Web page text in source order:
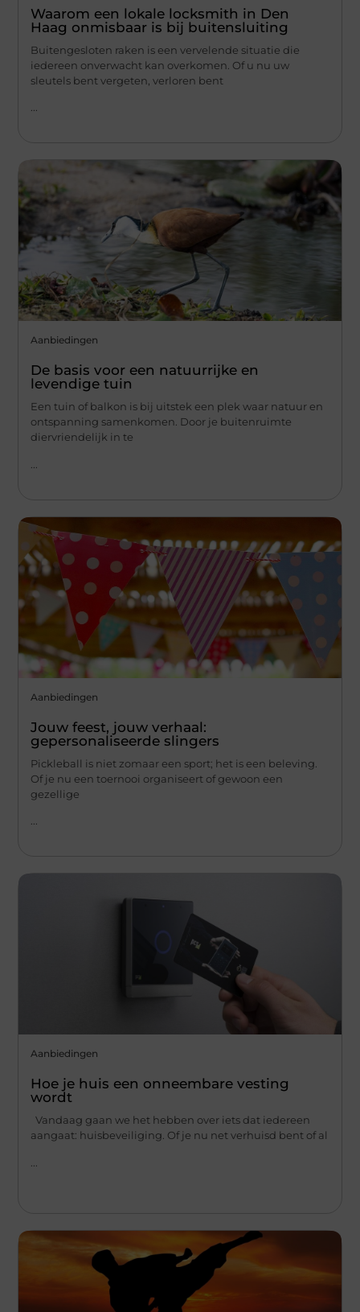
Waarom een lokale locksmith in Den
Haag onmisbaar is bij buitensluiting
Buitengesloten raken is een vervelende situatie die
iedereen onverwacht kan overkomen. Of u nu uw
sleutels bent vergeten, verloren bent
...
Aanbiedingen
De basis voor een natuurrijke en
levendige tuin
Een tuin of balkon is bij uitstek een plek waar natuur en
ontspanning samenkomen. Door je buitenruimte
diervriendelijk in te
Aanbiedingen
Jouw feest, jouw verhaal:
gepersonaliseerde slingers
Pickleball is niet zomaar een sport; het is een beleving.
Of je nu een toernooi organiseert of gewoon een
gezellige
...
Aanbiedingen
Hoe je huis een onneembare vesting
wordt
Vandaag gaan we het hebben over iets dat iedereen
aangaat: huisbeveiliging. Of je nu net verhuisd bent of al